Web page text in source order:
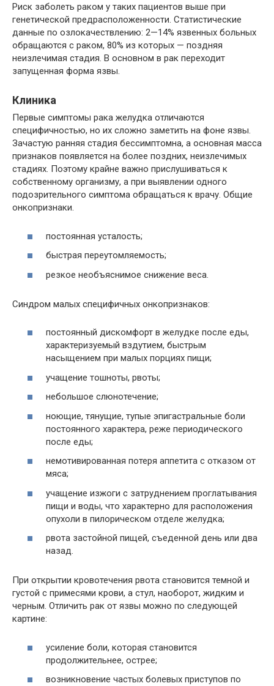
Риск заболеть раком у таких пациентов выше при
генетической предрасположенности. Статистические
данные по озлокачествлению: 2—14% язвенных больных
обращаются с раком, 80% из которых — поздняя
неизлечимая стадия. В основном в рак переходит
запущенная форма язвы.
Клиника
Первые симптомы рака желудка отличаются
специфичностью, но их сложно заметить на фоне язвы.
Зачастую ранняя стадия бессимптомна, а основная масса
признаков появляется на более поздних, неизлечимых
стадиях. Поэтому крайне важно прислушиваться к
собственному организму, а при выявлении одного
подозрительного симптома обращаться к врачу. Общие
онкопризнаки.
постоянная усталость;
быстрая переутомляемость;
резкое необъяснимое снижение веса.
Синдром малых специфичных онкопризнаков:
постоянный дискомфорт в желудке после еды,
характеризуемый вздутием, быстрым
насыщением при малых порциях пищи;
учащение тошноты, рвоты;
небольшое слюнотечение;
ноющие, тянущие, тупые эпигастральные боли
постоянного характера, реже периодического
после еды;
немотивированная потеря аппетита с отказом от
мяса;
учащение изжоги с затруднением проглатывания
пищи и воды, что характерно для расположения
опухоли в пилорическом отделе желудка;
рвота застойной пищей, съеденной день или два
назад.
При открытии кровотечения рвота становится темной и
густой с примесями крови, а стул, наоборот, жидким и
черным. Отличить рак от язвы можно по следующей
картине:
усиление боли, которая становится
продолжительнее, острее;
возникновение частых болевых приступов по